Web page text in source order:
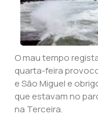
O mau tempo
quarta-feira
e São Miguel e
que estavam no
na Terceira.